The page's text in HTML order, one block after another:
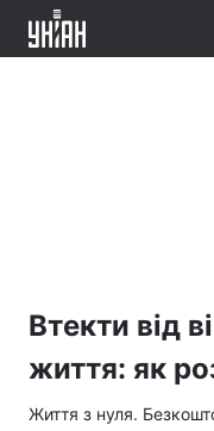
Втекти від
життя: як
Життя з нуля.